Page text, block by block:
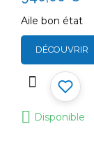
Aile bon état
DÉCOUVRIR
Disponible